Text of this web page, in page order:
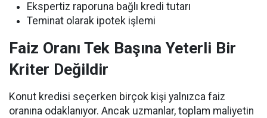
Ekspertiz raporuna bağlı kredi tutarı
Teminat olarak ipotek işlemi
Faiz Oranı Tek Başına Yeterli Bir
Kriter Değildir
Konut kredisi seçerken birçok kişi yalnızca faiz
oranına odaklanıyor. Ancak uzmanlar, toplam maliyetin